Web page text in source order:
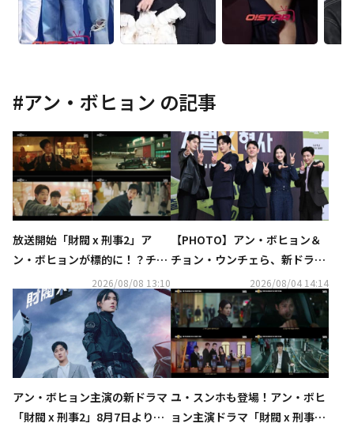
#アン・ボヒョン の記事
放送開始「財閥 x 刑事2」ア
ン・ボヒョンが標的に！？チョ
ン・ウンチェとの関係性にも注
目【ネタバレあり】
2026/08/08 13:10
【PHOTO】アン・ボヒョン＆
チョン・ウンチェら、新ドラマ
「財閥 x 刑事2」制作発表会に
出席
2026/08/04 14:14
アン・ボヒョン主演の新ドラマ
「財閥 x 刑事2」8月7日よりDis
ユ・スンホも登場！アン・ボヒ
ョン主演ドラマ「財閥 x 刑事